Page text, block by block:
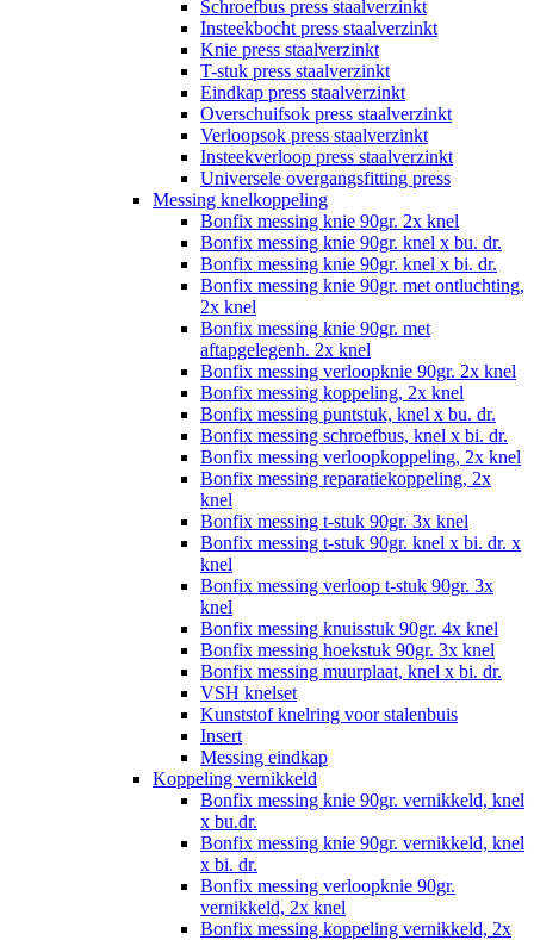
Schroefbus press staalverzinkt
Insteekbocht press staalverzinkt
Knie press staalverzinkt
T-stuk press staalverzinkt
Eindkap press staalverzinkt
Overschuifsok press staalverzinkt
Verloopsok press staalverzinkt
Insteekverloop press staalverzinkt
Universele overgangsfitting press
Messing knelkoppeling
Bonfix messing knie 90gr. 2x knel
Bonfix messing knie 90gr. knel x bu. dr.
Bonfix messing knie 90gr. knel x bi. dr.
Bonfix messing knie 90gr. met ontluchting,
2x knel
Bonfix messing knie 90gr. met
aftapgelegenh. 2x knel
Bonfix messing verloopknie 90gr. 2x knel
Bonfix messing koppeling, 2x knel
Bonfix messing puntstuk, knel x bu. dr.
Bonfix messing schroefbus, knel x bi. dr.
Bonfix messing verloopkoppeling, 2x knel
Bonfix messing reparatiekoppeling, 2x
knel
Bonfix messing t-stuk 90gr. 3x knel
Bonfix messing t-stuk 90gr. knel x bi. dr. x
knel
Bonfix messing verloop t-stuk 90gr. 3x
knel
Bonfix messing knuisstuk 90gr. 4x knel
Bonfix messing hoekstuk 90gr. 3x knel
Bonfix messing muurplaat, knel x bi. dr.
VSH knelset
Kunststof knelring voor stalenbuis
Insert
Messing eindkap
Koppeling vernikkeld
Bonfix messing knie 90gr. vernikkeld, knel
x bu.dr.
Bonfix messing knie 90gr. vernikkeld, knel
x bi. dr.
Bonfix messing verloopknie 90gr.
vernikkeld, 2x knel
Bonfix messing koppeling vernikkeld, 2x